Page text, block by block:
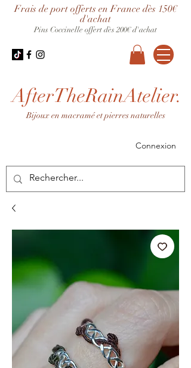
AfterTheRainAtelier.
Bijoux en macramé et pierres naturelles
Connexion
Frais de port offerts en France dès 150€
d'achat
Pins Coccinelle offert dès 200€ d'achat